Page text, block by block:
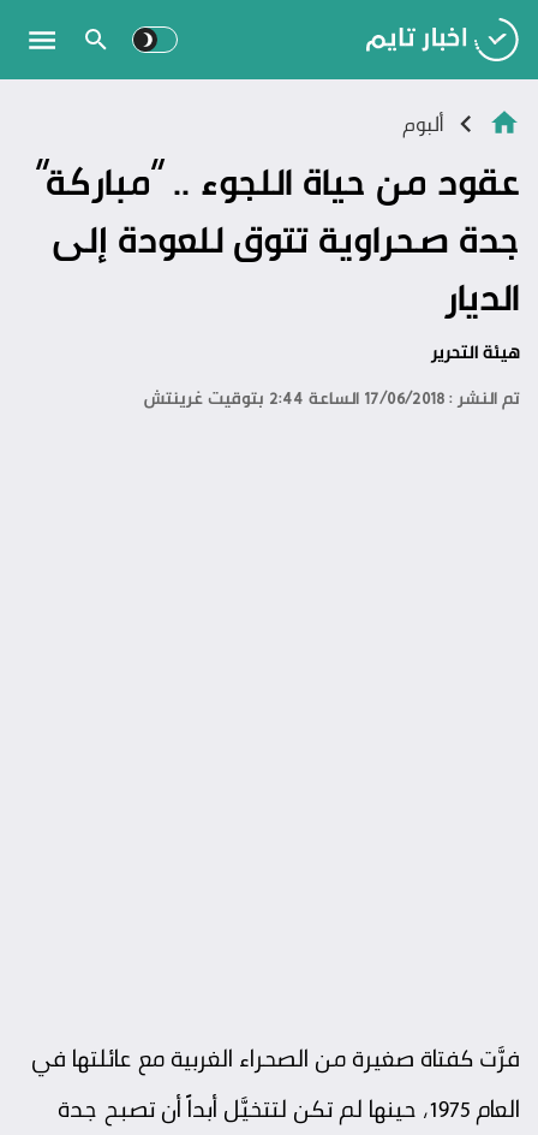
ألبوم
عقود من حياة اللجوء .. “مباركة”
جدة صحراوية تتوق للعودة إلى
الديار
هيئة التحرير
تم النشر : 17/06/2018 الساعة 2:44 بتوقيت غرينتش
فرَّت كفتاة صغيرة من الصحراء الغربية مع عائلتها في
العام 1975، حينها لم تكن لتتخيَّل أبداً أن تصبح جدة